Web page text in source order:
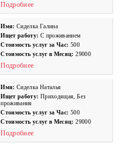
Подробнее
Имя: Сиделка Галина
Ищет работу: С проживанием
Стоимость услуг за Час: 500
Стоимость услуг в Месяц:29000
Подробнее
Имя: Сиделка Наталья
Ищет работу: Приходящая, Без
проживания
Стоимость услуг за Час: 500
Стоимость услуг в Месяц:29000
Подробнее